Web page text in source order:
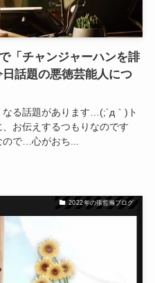
「チャンジャーハンを誹
話題の悪徳芸能人につ
る話題があります…(;´д｀)ト
お伝えするつもりなのです
で…心がおち...
2022年の張哲瀚ブログ